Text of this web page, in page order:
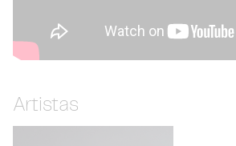
Artistas